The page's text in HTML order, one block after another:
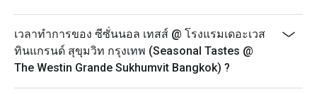
ไอศกรีมผัด – สนุกไปกับการเลือกท็อปปิ้งและรสชาติที่ถูกใจ
ขนมหวาน – มีทั้งขนมไทยและเค้กสไตล์ตะวันตกให้ลิ้มลอง
ข้อเสนอ Eatigo: จองผ่านแอปหรือเว็บไซต์ Eatigo เลือกช่วง
ราคาบุฟเฟต์:
Thai Grill & Chill (อะลาคาร์ทไม่อั้น): 850++
บุฟเฟต์นานาชาติมื้อกลางวัน: 1,350++
Seafood & Grill Dinner ศุกร์ & เสาร์: 1,550++
เวลาทำการของ ซีซั่นนอล เทสส์ @ โรงแรมเดอะเวส
ทินแกรนด์ สุขุมวิท กรุงเทพ (Seasonal Tastes @
The Westin Grande Sukhumvit Bangkok) ?